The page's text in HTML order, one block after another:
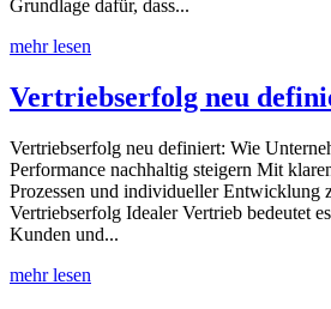
Grundlage dafür, dass...
mehr lesen
Vertriebserfolg neu
Vertriebserfolg neu definiert: Wie
Performance nachhaltig steigern Mit
Prozessen und individueller Entwicklung
Vertriebserfolg Idealer Vertrieb bedeutet
Kunden und...
mehr lesen